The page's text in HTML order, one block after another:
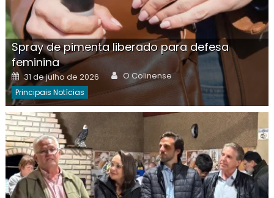
Spray de pimenta liberado para defesa
feminina
Posted
on
31 de julho de 2026 Author
O Colinense
Principais Notícias